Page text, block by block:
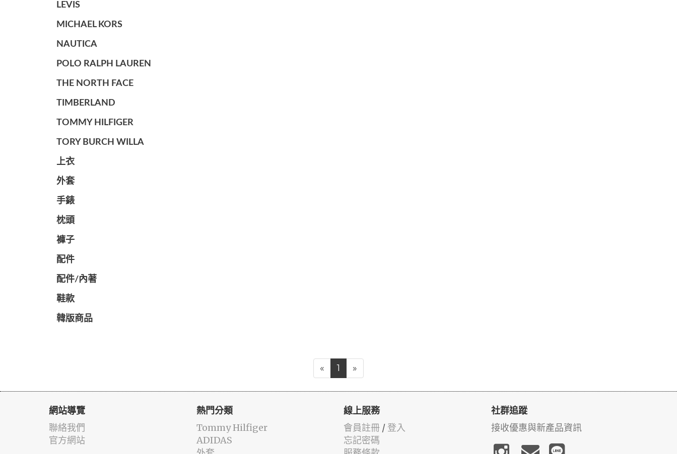
LEVIS
MICHAEL KORS
NAUTICA
POLO RALPH LAUREN
THE NORTH FACE
TIMBERLAND
TOMMY HILFIGER
TORY BURCH WILLA
上衣
外套
手錶
枕頭
褲子
配件
配件/內著
鞋款
韓版商品
« 1 »
網站導覽
聯絡我們
官方網站
熱門分類
Tommy Hilfiger
ADIDAS
線上服務
會員註冊 / 登入
忘記密碼
社群追蹤
接收優惠與新產品資訊